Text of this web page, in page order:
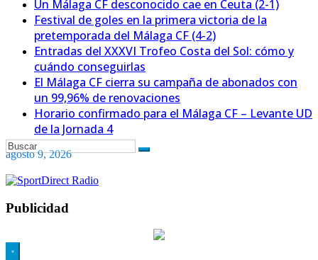
Un Málaga CF desconocido cae en Ceuta (2-1)
Festival de goles en la primera victoria de la
pretemporada del Málaga CF (4-2)
Entradas del XXXVI Trofeo Costa del Sol: cómo y
cuándo conseguirlas
El Málaga CF cierra su campaña de abonados con
un 99,96% de renovaciones
Horario confirmado para el Málaga CF – Levante UD
de la Jornada 4
agosto 9, 2026
Publicidad